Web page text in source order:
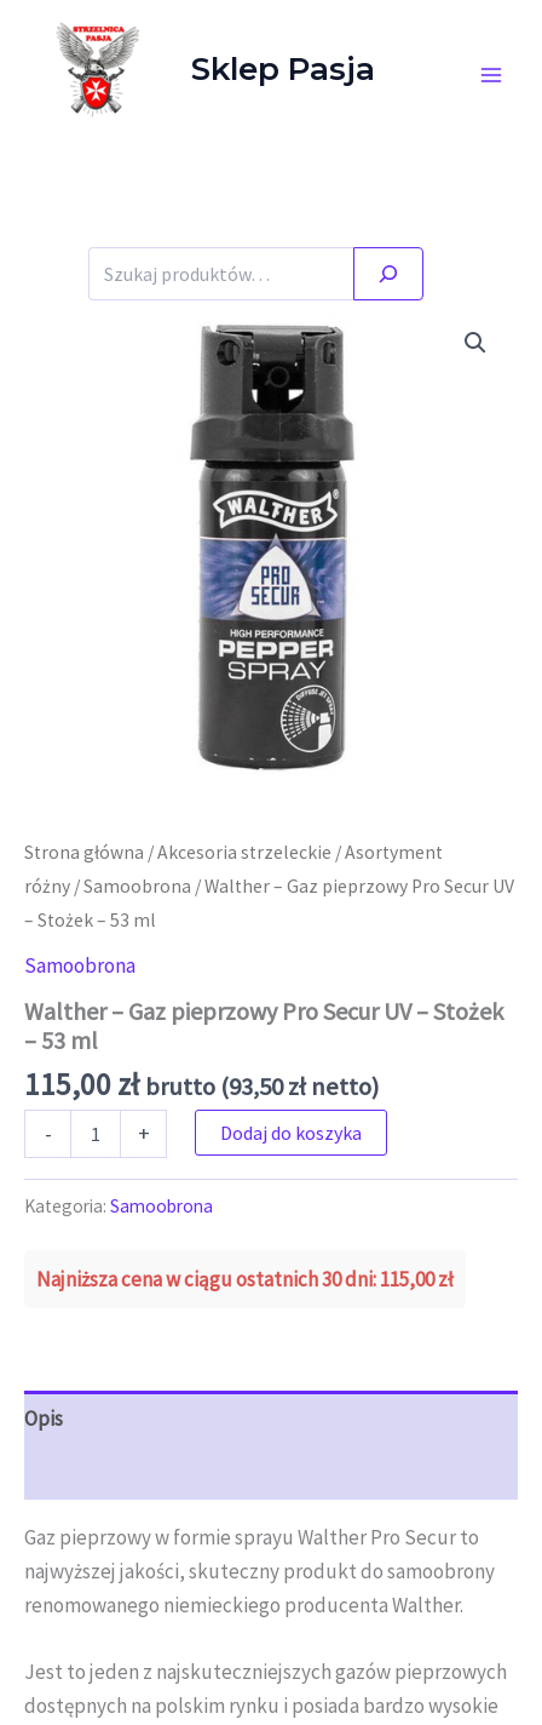
Sklep Pasja
Strona główna /Akcesoria strzeleckie /Asortyment
różny /Samoobrona / Walther – Gaz pieprzowy Pro Secur UV
– Stożek – 53 ml
Samoobrona
Walther – Gaz pieprzowy Pro Secur UV – Stożek
– 53 ml
115,00zł brutto (93,50złnetto)
-
ilość Walther - Gaz pieprzowy Pro Secur UV - Stożek - 53 ml
+ Dodaj do koszyka
Kategoria: Samoobrona
Najniższa cena w ciągu ostatnich 30 dni:115,00zł
Opis
Gaz pieprzowy w formie sprayu Walther Pro Secur to
najwyższej jakości, skuteczny produkt do samoobrony
renomowanego niemieckiego producenta Walther.
Jest to jeden z najskuteczniejszych gazów pieprzowych
dostępnych na polskim rynku i posiada bardzo wysokie